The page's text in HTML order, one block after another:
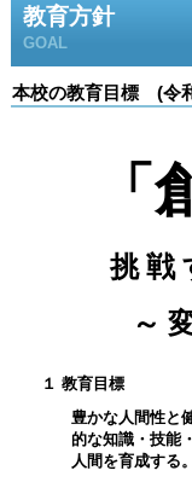
教育方針
GOAL
本校の教育目標 (令
「
挑 戦
～
１ 教育目標
豊かな人間性と
的な知識・技能
人間を育成する。